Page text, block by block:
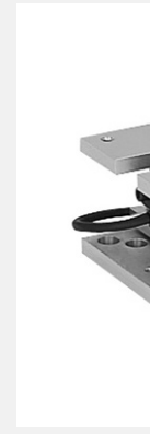
CONTRÔLE
Auxiliaires
Auxiliaires
Commande